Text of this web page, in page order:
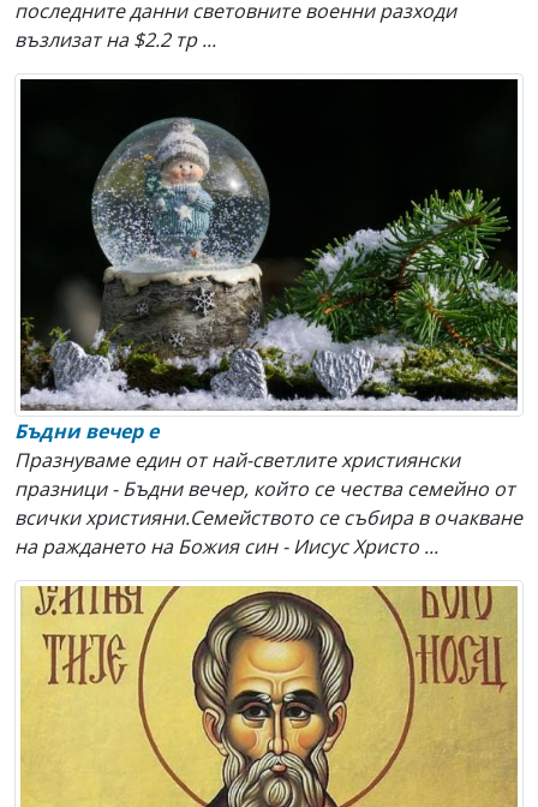
последните данни световните военни разходи
възлизат на $2.2 тр ...
Бъдни вечер е
Празнуваме един от най-светлите християнски
празници - Бъдни вечер, който се чества семейно от
всички християни.Семейството се събира в очакване
на раждането на Божия син - Иисус Христо ...